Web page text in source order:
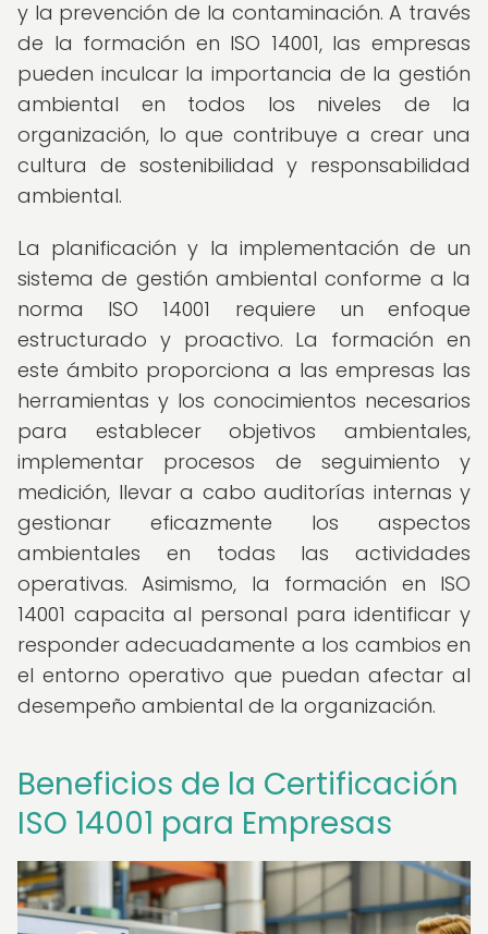
y la prevención de la contaminación. A través
de la formación en ISO 14001, las empresas
pueden inculcar la importancia de la gestión
ambiental en todos los niveles de la
organización, lo que contribuye a crear una
cultura de sostenibilidad y responsabilidad
ambiental.
La planificación y la implementación de un
sistema de gestión ambiental conforme a la
norma ISO 14001 requiere un enfoque
estructurado y proactivo. La formación en
este ámbito proporciona a las empresas las
herramientas y los conocimientos necesarios
para establecer objetivos ambientales,
implementar procesos de seguimiento y
medición, llevar a cabo auditorías internas y
gestionar eficazmente los aspectos
ambientales en todas las actividades
operativas. Asimismo, la formación en ISO
14001 capacita al personal para identificar y
responder adecuadamente a los cambios en
el entorno operativo que puedan afectar al
desempeño ambiental de la organización.
Beneficios de la Certificación
ISO 14001 para Empresas